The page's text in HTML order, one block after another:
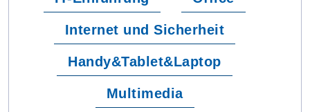
Internet und Sicherheit
Handy&Tablet&Laptop
Multimedia